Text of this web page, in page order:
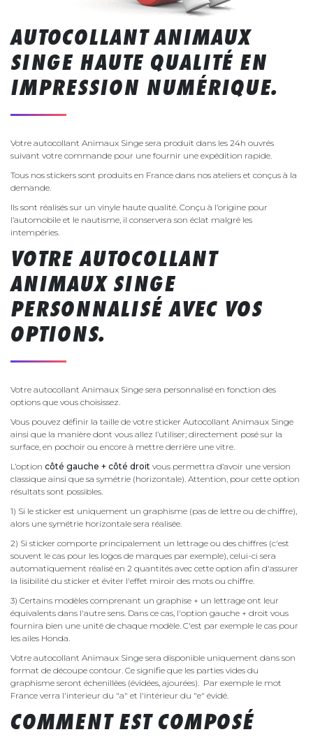
AUTOCOLLANT ANIMAUX
SINGE HAUTE QUALITÉ EN
IMPRESSION NUMÉRIQUE.
Votre autocollant Animaux Singe sera produit dans les 24h ouvrés
suivant votre commande pour une fournir une expédition rapide.
Tous nos stickers sont produits en France dans nos ateliers et conçus à la
demande.
Ils sont réalisés sur un vinyle haute qualité. Conçu à l’origine pour
l’automobile et le nautisme, il conservera son éclat malgré les
intempéries.
VOTRE AUTOCOLLANT
ANIMAUX SINGE
PERSONNALISÉ AVEC VOS
OPTIONS.
Votre autocollant Animaux Singe sera personnalisé en fonction des
options que vous choisissez.
Vous pouvez définir la taille de votre sticker Autocollant Animaux Singe
ainsi que la manière dont vous allez l’utiliser; directement posé sur la
surface, en pochoir ou encore à mettre derrière une vitre.
L’option côté gauche + côté droit vous permettra d’avoir une version
classique ainsi que sa symétrie (horizontale). Attention, pour cette option
résultats sont possibles.
1) Si le sticker est uniquement un graphisme (pas de lettre ou de chiffre),
alors une symétrie horizontale sera réalisée.
2) Si sticker comporte principalement un lettrage ou des chiffres (c'est
souvent le cas pour les logos de marques par exemple), celui-ci sera
automatiquement réalisé en 2 quantités avec cette option afin d'assurer
la lisibilité du sticker et éviter l'effet miroir des mots ou chiffre.
3) Certains modèles comprenant un graphise + un lettrage ont leur
équivalents dans l'autre sens. Dans ce cas, l'option gauche + droit vous
fournira bien une unité de chaque modèle. C'est par exemple le cas pour
les ailes Honda.
Votre autocollant Animaux Singe sera disponible uniquement dans son
format de découpe contour. Ce signifie que les parties vides du
graphisme seront échenillées (évidées, ajourées). Par exemple le mot
France verra l'interieur du "a" et l'intérieur du "e" évidé.
COMMENT EST COMPOSÉ